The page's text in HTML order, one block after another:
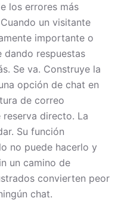
los errores más
un visitante
importante o
dando respuestas
Se va. Construye la
opción de chat en
de correo
directo. La
Su función
no puede hacerlo y
un camino de
convierten peor
chat.